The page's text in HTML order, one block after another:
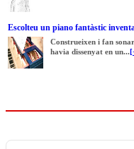
Escolteu un piano fantàstic
Construeixen i fan
havia dissenyat en un...